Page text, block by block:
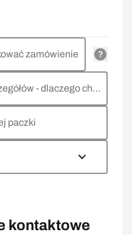
zamówienie
Podaj nam więcej szczegółów - dlaczego chcesz zwrócić towar, co jest powodem?
paczki
kontaktowe